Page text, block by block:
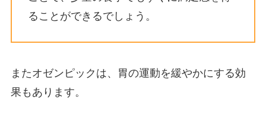
ることができるでしょう。
またオゼンピックは、胃の運動を緩やかにする効
果もあります。